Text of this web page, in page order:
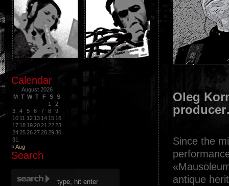
Oleg
Since the
antique
Calendar
August 2026
M T W T F S
S
1
2
3
4 5 6 7 8
9
10 11 12 13 14 15 16
17 18 192021 2223
24252627282930
31
« Aug
Search